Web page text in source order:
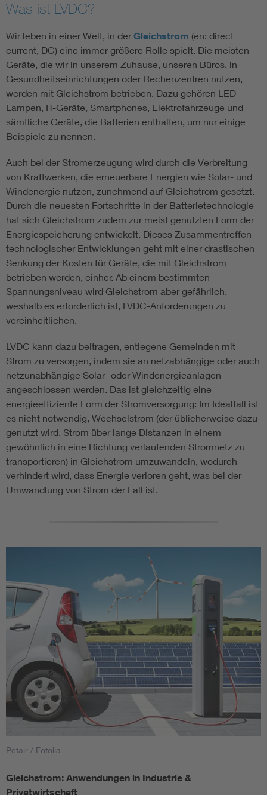
Was ist LVDC?
Wir leben in einer Welt, in derGleichstrom (en: direct
current, DC) eine immer größere Rolle spielt. Die meisten
Geräte, die wir in unserem Zuhause, unseren Büros, in
Gesundheitseinrichtungen oder Rechenzentren nutzen,
werden mit Gleichstrom betrieben. Dazu gehören LED-
Lampen, IT-Geräte, Smartphones, Elektrofahrzeuge und
sämtliche Geräte, die Batterien enthalten, um nur einige
Beispiele zu nennen.
Auch bei der Stromerzeugung wird durch die Verbreitung
von Kraftwerken, die erneuerbare Energien wie Solar- und
Windenergie nutzen, zunehmend auf Gleichstrom gesetzt.
Durch die neuesten Fortschritte in der Batterietechnologie
hat sich Gleichstrom zudem zur meist genutzten Form der
Energiespeicherung entwickelt. Dieses Zusammentreffen
technologischer Entwicklungen geht mit einer drastischen
Senkung der Kosten für Geräte, die mit Gleichstrom
betrieben werden, einher. Ab einem bestimmten
Spannungsniveau wird Gleichstrom aber gefährlich,
weshalb es erforderlich ist, LVDC-Anforderungen zu
vereinheitlichen.
LVDC kann dazu beitragen, entlegene Gemeinden mit
Strom zu versorgen, indem sie an netzabhängige oder auch
netzunabhängige Solar- oder Windenergieanlagen
angeschlossen werden. Das ist gleichzeitig eine
energieeffiziente Form der Stromversorgung: Im Idealfall ist
es nicht notwendig, Wechselstrom (der üblicherweise dazu
genutzt wird, Strom über lange Distanzen in einem
gewöhnlich in eine Richtung verlaufenden Stromnetz zu
transportieren) in Gleichstrom umzuwandeln, wodurch
verhindert wird, dass Energie verloren geht, was bei der
Umwandlung von Strom der Fall ist.
Petair / Fotolia
Gleichstrom: Anwendungen in Industrie &
Privatwirtschaft